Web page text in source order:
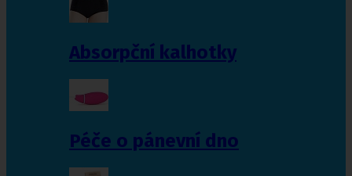
Absorpční kalhotky
Péče o pánevní dno